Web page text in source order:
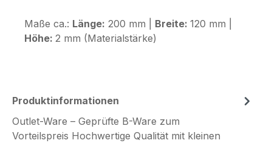
Maße ca.: Länge: 200 mm | Breite: 120 mm |
Höhe: 2 mm (Materialstärke)
Produktinformationen
Outlet-Ware – Geprüfte B-Ware zum
Vorteilspreis Hochwertige Qualität mit kleinen